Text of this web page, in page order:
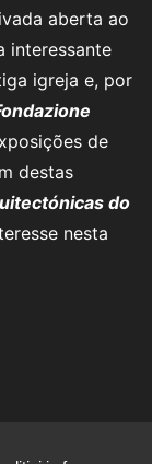
aberta ao
interessante
igreja e, por
de
destas
do
nesta